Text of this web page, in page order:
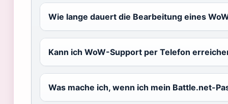
Wie lange dauert die Bearbeitung eines
Kann ich WoW-Support per Telefon
Was mache ich, wenn ich mein Battle.net-